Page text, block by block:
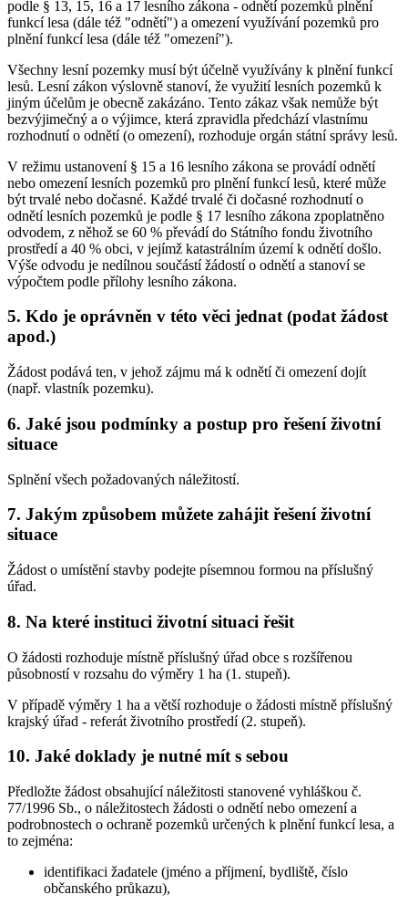
podle § 13, 15, 16 a 17 lesního zákona - odnětí pozemků plnění
funkcí lesa (dále též "odnětí") a omezení využívání pozemků pro
plnění funkcí lesa (dále též "omezení").
Všechny lesní pozemky musí být účelně využívány k plnění funkcí
lesů. Lesní zákon výslovně stanoví, že využití lesních pozemků k
jiným účelům je obecně zakázáno. Tento zákaz však nemůže být
bezvýjimečný a o výjimce, která zpravidla předchází vlastnímu
rozhodnutí o odnětí (o omezení), rozhoduje orgán státní správy lesů.
V režimu ustanovení § 15 a 16 lesního zákona se provádí odnětí
nebo omezení lesních pozemků pro plnění funkcí lesů, které může
být trvalé nebo dočasné. Každé trvalé či dočasné rozhodnutí o
odnětí lesních pozemků je podle § 17 lesního zákona zpoplatněno
odvodem, z něhož se 60 % převádí do Státního fondu životního
prostředí a 40 % obci, v jejímž katastrálním území k odnětí došlo.
Výše odvodu je nedílnou součástí žádostí o odnětí a stanoví se
výpočtem podle přílohy lesního zákona.
5. Kdo je oprávněn v této věci jednat (podat žádost
apod.)
Žádost podává ten, v jehož zájmu má k odnětí či omezení dojít
(např. vlastník pozemku).
6. Jaké jsou podmínky a postup pro řešení životní
situace
Splnění všech požadovaných náležitostí.
7. Jakým způsobem můžete zahájit řešení životní
situace
Žádost o umístění stavby podejte písemnou formou na příslušný
úřad.
8. Na které instituci životní situaci řešit
O žádosti rozhoduje místně příslušný úřad obce s rozšířenou
působností v rozsahu do výměry 1 ha (1. stupeň).
V případě výměry 1 ha a větší rozhoduje o žádosti místně příslušný
krajský úřad - referát životního prostředí (2. stupeň).
10. Jaké doklady je nutné mít s sebou
Předložte žádost obsahující náležitosti stanovené vyhláškou č.
77/1996 Sb., o náležitostech žádosti o odnětí nebo omezení a
podrobnostech o ochraně pozemků určených k plnění funkcí lesa, a
to zejména:
identifikaci žadatele (jméno a příjmení, bydliště, číslo
občanského průkazu),